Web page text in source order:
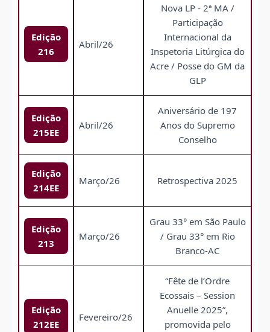
Edição
216
Abril/26
Nova LP - 2ª MA /
Participação
Internacional da
Inspetoria Litúrgica do
Acre / Posse do GM da
GLP
Edição
215EE
Abril/26
Aniversário de 197
Anos do Supremo
Conselho
Edição
214EE
Março/26 Retrospectiva 2025
Edição
213
Março/26
Grau 33° em São Paulo
/ Grau 33° em Rio
Branco-AC
Edição
212EE
Fevereiro/26
“Fête de l’Ordre
Ecossais – Session
Anuelle 2025”,
promovida pelo